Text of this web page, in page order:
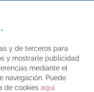
y de terceros para
y mostrarle publicidad
mediante el
navegación. Puede
de cookies aquí.